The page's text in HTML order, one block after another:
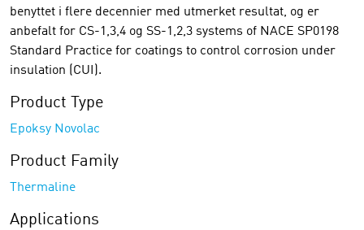
benyttet i flere decennier med utmerket resultat, og er
anbefalt for CS-1,3,4 og SS-1,2,3 systems of NACE SP0198
Standard Practice for coatings to control corrosion under
insulation (CUI).
Product Type
Epoksy Novolac
Product Family
Thermaline
Applications